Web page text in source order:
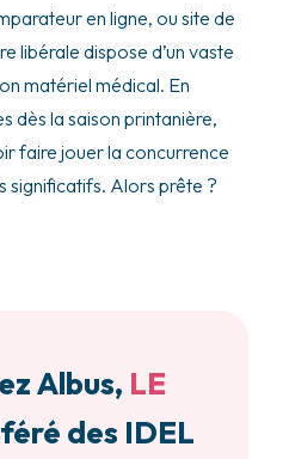
en ligne, ou site de
libérale dispose d’un vaste
matériel médical. En
dès la saison printanière,
faire jouer la concurrence
significatifs. Alors prête ?
Albus, LE
des IDEL